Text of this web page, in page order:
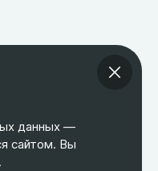
Гаражная 8
данных —
сайтом. Вы